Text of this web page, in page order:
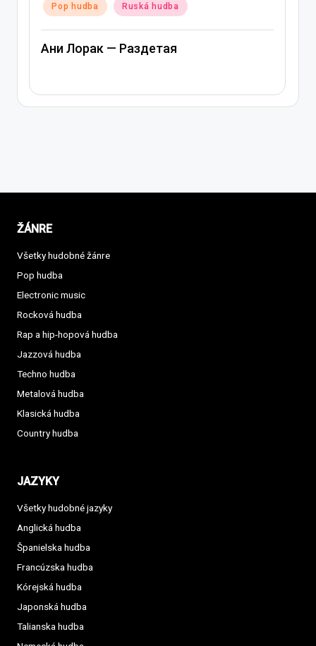
Ruská hudba
— Раздетая
ŽÁNRE
Všetky hudobné žánre
Pop hudba
Electronic music
Rocková hudba
Rap a hip-hopová hudba
Jazzová hudba
Techno hudba
Metalová hudba
Klasická hudba
Country hudba
JAZYKY
Všetky hudobné jazyky
Anglická hudba
Španielska hudba
Francúzska hudba
Kórejská hudba
Japonská hudba
Talianska hudba